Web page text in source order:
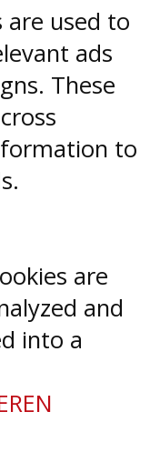
are used to
ads
These
to
are
and
into a